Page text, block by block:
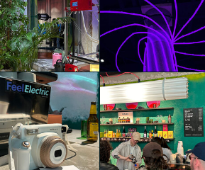
Lynk & Co presenta
"LYNES MILAN"
Isabella Erika
Schmalzbauer
Lynk & Co presenta
"LYNES MILAN"
Isabella Erika
Schmalzbauer
Lynk & Co presenta
"LYNES MILAN"
Isabella Erika
Schmalzbauer
Lynk & Co presenta
"LYNES MILAN"
Isabella Erika
Schmalzbauer